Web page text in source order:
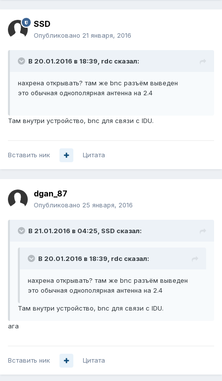
SSD
Опубликовано 21 января, 2016
В 20.01.2016 в 18:39, rdc сказал:
нахрена открывать? там же bnc разъём выведен
это обычная однополярная антенна на 2.4
Там внутри устройство, bnc для связи с IDU.
Вставить ник Цитата
dgan_87
Опубликовано 25 января, 2016
В 21.01.2016 в 04:25, SSD сказал:
В 20.01.2016 в 18:39, rdc сказал:
нахрена открывать? там же bnc разъём выведен
это обычная однополярная антенна на 2.4
Там внутри устройство, bnc для связи с IDU.
ага
Вставить ник Цитата